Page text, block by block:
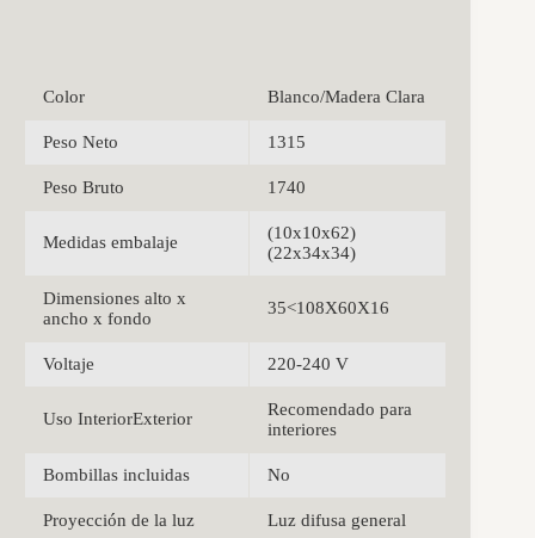
Color Blanco/Madera Clara
Peso Neto 1315
Peso Bruto 1740
Medidas embalaje
(10x10x62)
(22x34x34)
Dimensiones alto x
ancho x fondo
35<108X60X16
Voltaje 220-240 V
Uso InteriorExterior
Recomendado para
interiores
Bombillas incluidas No
Proyección de la luz Luz difusa general